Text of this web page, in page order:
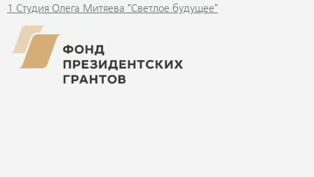
1 Студия Олега Митяева "Светлое будущее"